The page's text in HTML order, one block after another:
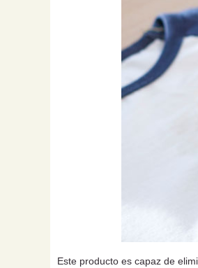
Este producto es capaz de